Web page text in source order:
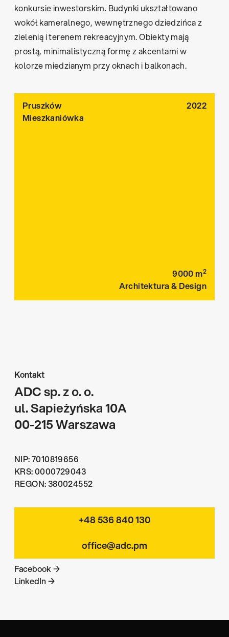
konkursie inwestorskim. Budynki ukształtowano
wokół kameralnego, wewnętrznego dziedzińca z
zielenią i terenem rekreacyjnym. Obiekty mają
prostą, minimalistyczną formę z akcentami w
kolorze miedzianym przy oknach i balkonach.
Pruszków
2022
Mieszkaniówka
9000m2
Architektura & Design
Kontakt
ADC sp. z o. o.
ul. Sapieżyńska 10A
00-215 Warszawa
NIP: 7010819656
KRS: 0000729043
REGON: 380024552
+48 536 840 130
office@adc.pm
Facebook →
LinkedIn →